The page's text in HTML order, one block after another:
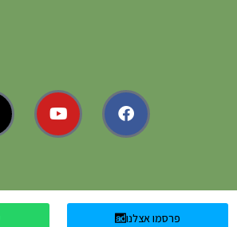
פרסמו אצלנו